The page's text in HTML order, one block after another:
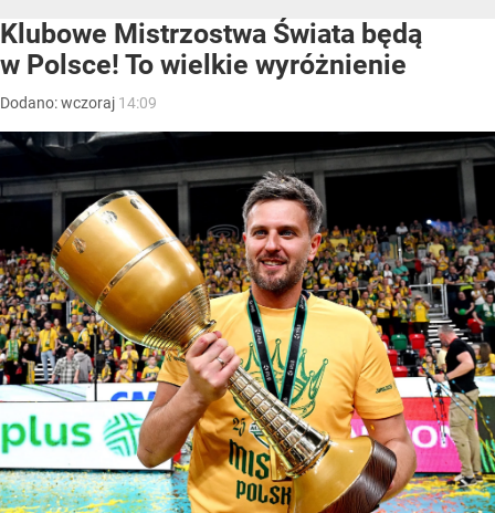
Klubowe Mistrzostwa Świata będą
w Polsce! To wielkie wyróżnienie
Dodano:wczoraj 14:09